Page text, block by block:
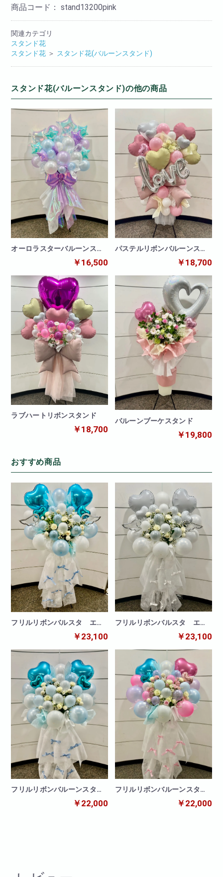
商品コード：stand13200pink
関連カテゴリ
スタンド花
スタンド花 ＞ スタンド花(バルーンスタンド)
スタンド花(バルーンスタンド)の他の商品
オーロラスターバルーンスタ
￥16,500
パステルリボンバルーンスタ
￥18,700
ラブハートリボンスタンド
￥18,700
バルーンブーケスタンド
￥19,800
おすすめ商品
フリルリボンバルスタ エン
￥23,100
フリルリボンバルスタ エン
￥23,100
フリルリボンバルーンスタン
￥22,000
フリルリボンバルーンスタン
￥22,000